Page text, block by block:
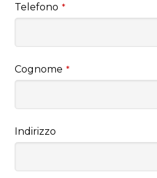
Telefono *
Cognome *
Indirizzo